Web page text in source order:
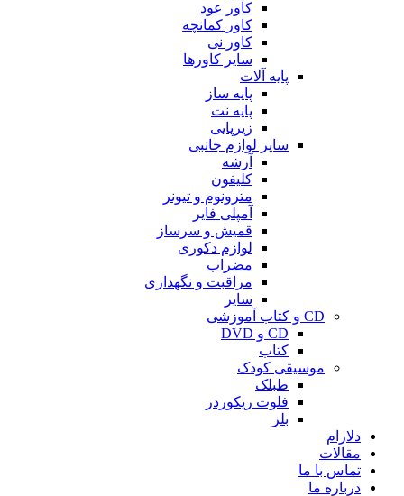
کاور عود
کاور کمانچه
کاور نی
سایر کاورها
پایه آلات
پایه ساز
پایه نت
زیرپایی
سایر لوازم جانبی
آرشه
کلیفون
مترونوم و تیونر
آمپلی فایر
قمیش و سرساز
لوازم دکوری
مضراب
مراقبت و نگهداری
سایر
CD و کتاب آموزشی
CD و DVD
کتاب
موسیقی کودک
طبلک
فلوت ریکوردر
بلز
دلارام
مقالات
تماس با ما
درباره ما